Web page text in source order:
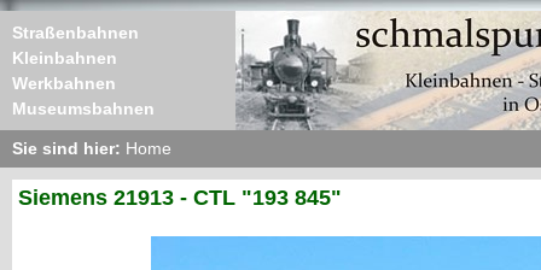
Straßenbahnen
Kleinbahnen
Werkbahnen
Museumsbahnen
Sie sind hier: Home
Siemens 21913 - CTL "193 845"